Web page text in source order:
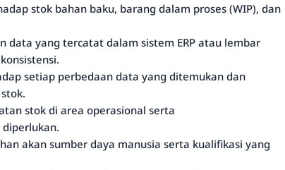
stok bahan baku, barang dalam proses (WIP), dan
data yang tercatat dalam sistem ERP atau lembar
setiap perbedaan data yang ditemukan dan
stok di area operasional serta
akan sumber daya manusia serta kualifikasi yang